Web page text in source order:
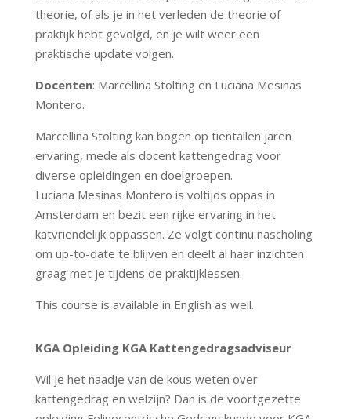
theorie, of als je in het verleden de theorie of
praktijk hebt gevolgd, en je wilt weer een
praktische update volgen.
Docenten: Marcellina Stolting en Luciana Mesinas
Montero.
Marcellina Stolting kan bogen op tientallen jaren
ervaring, mede als docent kattengedrag voor
diverse opleidingen en doelgroepen.
Luciana Mesinas Montero is voltijds oppas in
Amsterdam en bezit een rijke ervaring in het
katvriendelijk oppassen. Ze volgt continu nascholing
om up-to-date te blijven en deelt al haar inzichten
graag met je tijdens de praktijklessen.
This course is available in English as well.
KGA Opleiding KGA Kattengedragsadviseur
Wil je het naadje van de kous weten over
kattengedrag en welzijn? Dan is de voortgezette